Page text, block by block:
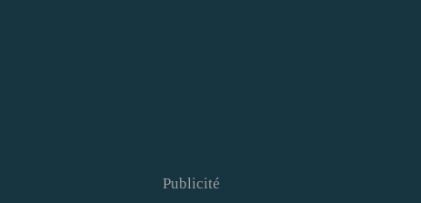
Publicité